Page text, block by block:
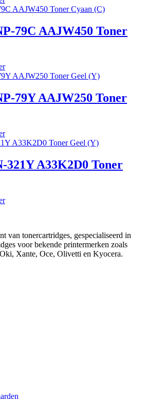
79C AAJW450 Toner
79Y AAJW250 Toner
321Y A33K2D0 Toner
van tonercartridges, gespecialiseerd in
voor bekende printermerken zoals
Xante, Oce, Olivetti en Kyocera.